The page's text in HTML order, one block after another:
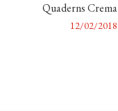
Quaderns Crema
12/02/2018